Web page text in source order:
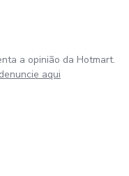
a opinião da Hotmart.
denuncie aqui